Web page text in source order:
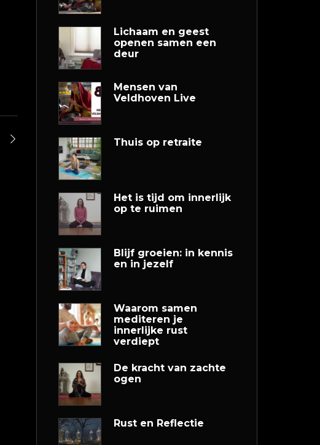
Lichaam en geest
openen samen een
deur
Mensen van
Veldhoven Live
Thuis op retraite
Het is tijd om innerlijk
op te ruimen
Blijf groeien: in kennis
en in jezelf
Waarom samen
mediteren je
innerlijke rust
verdiept
De kracht van zachte
ogen
Rust en Reflectie